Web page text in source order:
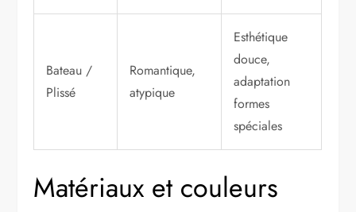
Bateau /
Plissé
Romantique,
atypique
Esthétique
douce,
adaptation
formes
spéciales
Matériaux et couleurs